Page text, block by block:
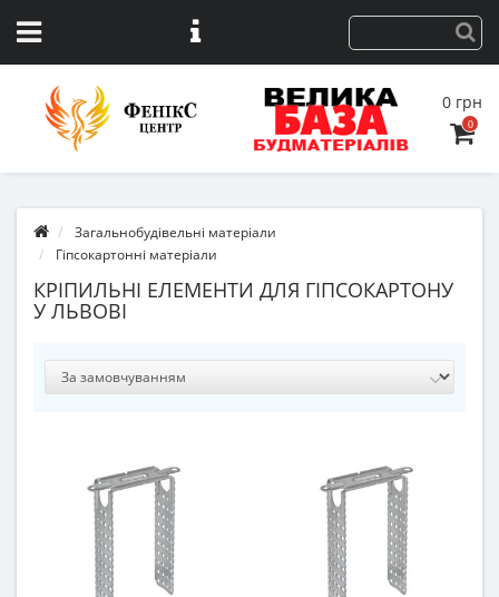
0 грн
0
Загальнобудівельні матеріали
Гіпсокартонні матеріали
КРІПИЛЬНІ ЕЛЕМЕНТИ ДЛЯ ГІПСОКАРТОНУ
У ЛЬВОВІ